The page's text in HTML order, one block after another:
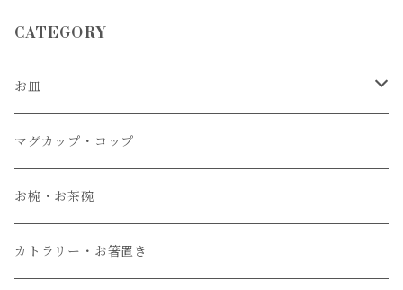
CATEGORY
お皿
大皿
中皿
小皿
マグカップ・コップ
お椀・お茶碗
カトラリー・お箸置き